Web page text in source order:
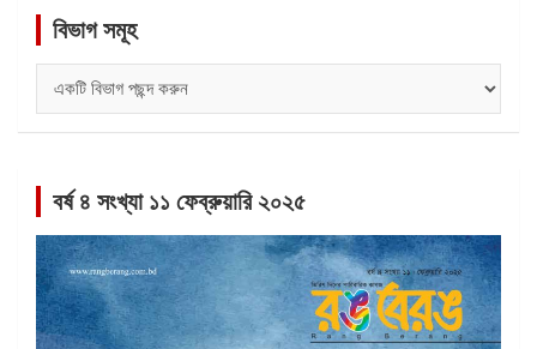
বিভাগ সমূহ
বর্ষ ৪ সংখ্যা ১১ ফেব্রুয়ারি ২০২৫